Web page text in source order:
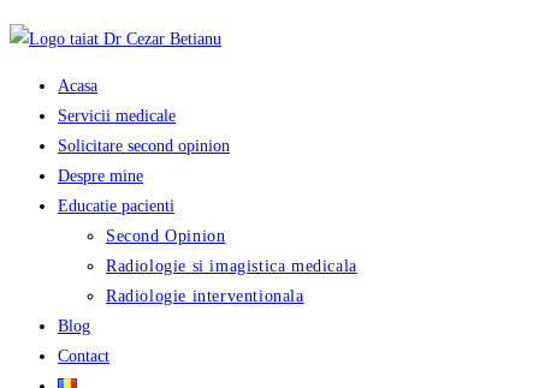
Skip
content Acasa
Servicii medicale
Solicitare second opinion
Despre mine
Educatie pacienti
Second Opinion
Radiologie si imagistica medicala
Radiologie interventionala
Blog
Contact